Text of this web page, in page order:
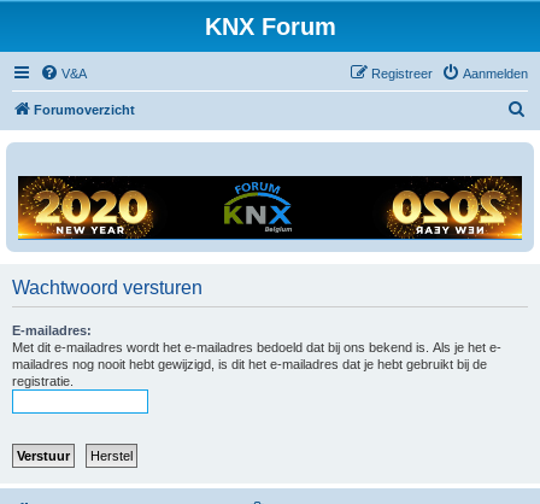
KNX Forum
V&A Aanmelden
Registreer
Forumoverzicht
Wachtwoord versturen
E-mailadres:
Met dit e-mailadres wordt het e-mailadres bedoeld dat bij ons bekend is. Als je het e-
mailadres nog nooit hebt gewijzigd, is dit het e-mailadres dat je hebt gebruikt bij de
registratie.